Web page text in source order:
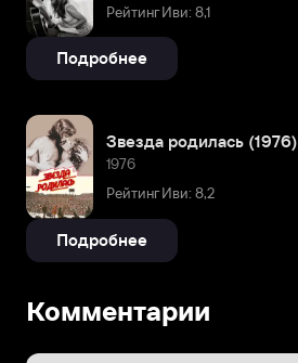
Рейтинг Иви: 8,1
Подробнее
Звезда родилась (1976)
1976
Рейтинг Иви: 8,2
Подробнее
Комментарии